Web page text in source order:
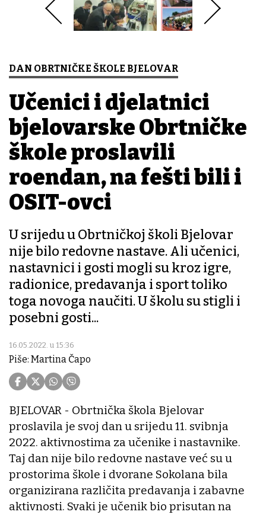
DAN OBRTNIČKE ŠKOLE BJELOVAR
Učenici i djelatnici
bjelovarske Obrtničke
škole proslavili
rođendan, na fešti bili i
OSIT-ovci
U srijedu u Obrtničkoj školi Bjelovar
nije bilo redovne nastave. Ali učenici,
nastavnici i gosti mogli su kroz igre,
radionice, predavanja i sport toliko
toga novoga naučiti. U školu su stigli i
posebni gosti...
16.05.2022. u 15:36
Piše: Martina Čapo
BJELOVAR - Obrtnička škola Bjelovar
proslavila je svoj dan u srijedu 11. svibnja
2022. aktivnostima za učenike i nastavnike.
Taj dan nije bilo redovne nastave već su u
prostorima škole i dvorane Sokolana bila
organizirana različita predavanja i zabavne
aktivnosti. Svaki je učenik bio prisutan na